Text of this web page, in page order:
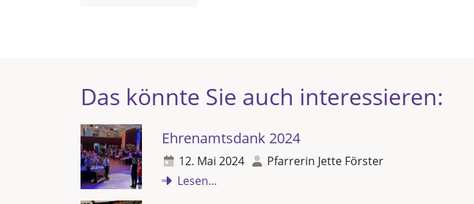
Das könnte Sie auch interessieren:
Ehrenamtsdank 2024
12. Mai 2024
Pfarrerin Jette Förster
Lesen...